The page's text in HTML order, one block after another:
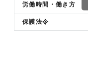
労働時間・働き方
保護法令